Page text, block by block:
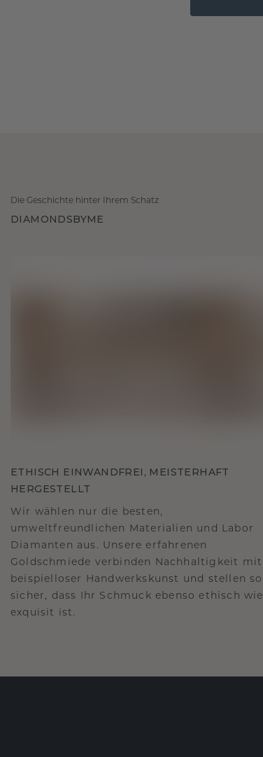
Die Geschichte hinter Ihrem Schatz
DIAMONDSBYME
ETHISCH EINWANDFREI, MEISTERHAFT
HERGESTELLT
Wir wählen nur die besten,
umweltfreundlichen Materialien und Labor
Diamanten aus. Unsere erfahrenen
Goldschmiede verbinden Nachhaltigkeit mit
beispielloser Handwerkskunst und stellen so
sicher, dass Ihr Schmuck ebenso ethisch wie
exquisit ist.